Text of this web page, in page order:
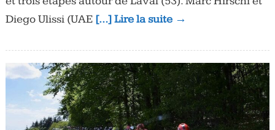
Diego Ulissi (UAE […] Lire la suite →